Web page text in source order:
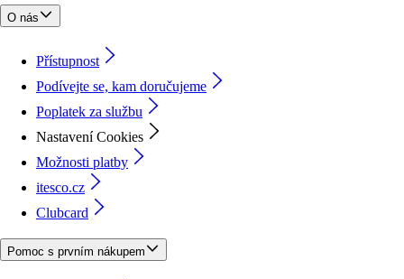
O nás
Přístupnost
Podívejte se, kam doručujeme
Poplatek za službu
Nastavení Cookies
Možnosti platby
itesco.cz
Clubcard
Pomoc s prvním nákupem